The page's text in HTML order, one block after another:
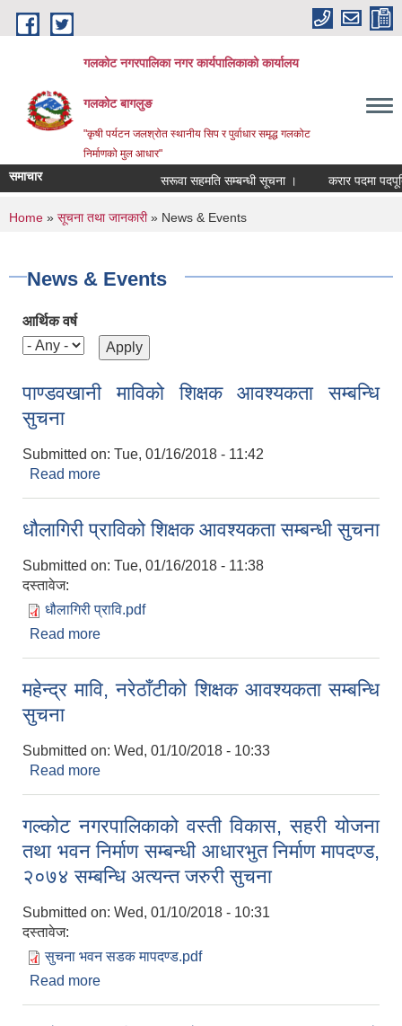
Skip to main content
गलकोट नगरपालिका नगर कार्यपालिकाको कार्यालय
गलकोट बागलुङ
"कृषी पर्यटन जलश्रोत स्थानीय सिप र पुर्वाधार समृद्ध गलकोट
निर्माणको मुल आधार"
समाचार सरूवा सहमति सम्बन्धी सूचना । करार पदमा
You are here
Home » सूचना तथा जानकारी» News & Events
News & Events
आर्थिक वर्ष
पाण्डवखानी माविको शिक्षक आवश्यकता सम्बन्धि
सुचना
Submitted on: Tue, 01/16/2018 - 11:42
Read more
धौलागिरी प्राविको शिक्षक आवश्यकता सम्बन्धी सुचना
Submitted on: Tue, 01/16/2018 - 11:38
दस्तावेज:
धौलागिरी प्रावि.pdf
Read more
महेन्द्र मावि, नरेठाँटीको शिक्षक आवश्यकता सम्बन्धि
सुचना
Submitted on: Wed, 01/10/2018 - 10:33
Read more
गल्कोट नगरपालिकाको वस्ती विकास, सहरी योजना
तथा भवन निर्माण सम्बन्धी आधारभुत निर्माण मापदण्ड,
२०७४ सम्बन्धि अत्यन्त जरुरी सुचना
Submitted on: Wed, 01/10/2018 - 10:31
दस्तावेज:
सुचना भवन सडक मापदण्ड.pdf
Read more